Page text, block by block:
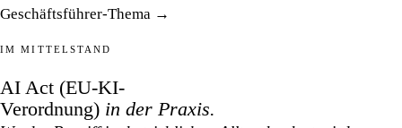
Geschäftsführer-Thema →
IM MITTELSTAND
AI Act (EU-KI-
Verordnung) in der Praxis.